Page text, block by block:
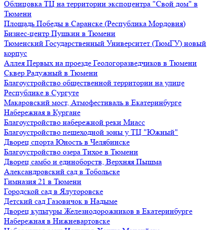
Облицовка ТЦ на территории экспоцентра "Свой дом" в
Тюмени
Площадь Победы в Саранске (Республика Мордовия)
Бизнес-центр Пушкин в Тюмени
Тюменский Государственный Университет (ТюмГУ) новый
корпус
Аллея Первых на проезде Геологоразведчиков в Тюмени
Сквер Радужный в Тюмени
Благоустройство общественной территории на улице
Республике в Сургуте
Макаровский мост, Атмофестиваль в Екатеринбурге
Набережная в Кургане
Благоустройство набережной реки Миасс
Благоустройство пешеходной зоны у ТЦ "Южный"
Дворец спорта Юность в Челябинске
Благоустройство озера Тихое в Тюмени
Дворец самбо и единоборств, Верхняя Пышма
Александровский сад в Тобольске
Гимназия 21 в Тюмени
Городской сад в Ялуторовске
Детский сад Газовичок в Надыме
Дворец культуры Железнодорожников в Екатеринбурге
Набережная в Нижневартовске